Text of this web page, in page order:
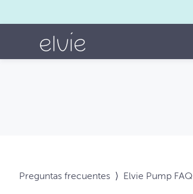
Preguntas frecuentes ⟩ Elvie Pump FAQ